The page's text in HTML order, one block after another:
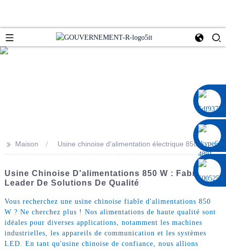
>> Maison Usine chinoise d'alimentation électrique 850 W
Usine Chinoise D'alimentations 850 W : Fabricant
Leader De Solutions De Qualité
Vous recherchez une usine chinoise fiable d'alimentations 850
W ? Ne cherchez plus ! Nos alimentations de haute qualité sont
idéales pour diverses applications, notamment les machines
industrielles, les appareils de communication et les systèmes
LED. En tant qu'usine chinoise de confiance, nous allions